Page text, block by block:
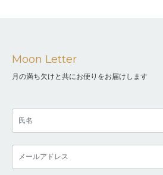
Moon Letter
月の満ち欠けと共にお便りをお届けします